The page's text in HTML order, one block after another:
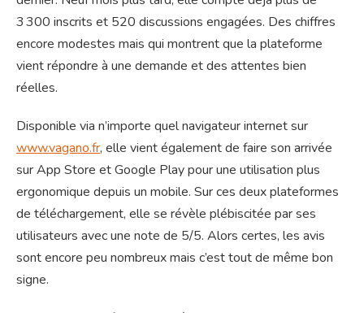
3 300 inscrits et 520 discussions engagées. Des chiffres
encore modestes mais qui montrent que la plateforme
vient répondre à une demande et des attentes bien
réelles.
Disponible via n’importe quel navigateur internet sur
www.vagano.fr, elle vient également de faire son arrivée
sur App Store et Google Play pour une utilisation plus
ergonomique depuis un mobile. Sur ces deux plateformes
de téléchargement, elle se révèle plébiscitée par ses
utilisateurs avec une note de 5/5. Alors certes, les avis
sont encore peu nombreux mais c’est tout de même bon
signe.